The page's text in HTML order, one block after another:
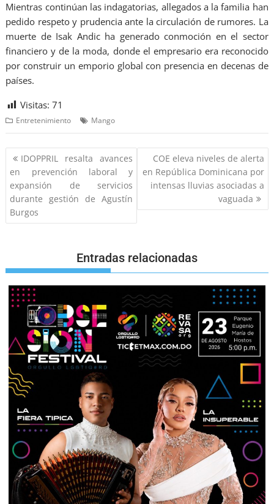
Mientras continúan las indagatorias, allegados a la familia han
pedido respeto y prudencia ante la circulación de rumores. La
muerte de Isak Andic ha generado conmoción en el sector
financiero y de la moda, donde el empresario era reconocido
por construir un emporio global con presencia en decenas de
países.
Visitas: 71
Entretenimiento Mango
IDOPPRIL resalta avances
en prevención laboral y
expansión de servicios
durante gestión de Agustín
Burgos
COE eleva niveles de alerta
en República Dominicana por
intensas lluvias asociadas a
vaguada
Entradas relacionadas